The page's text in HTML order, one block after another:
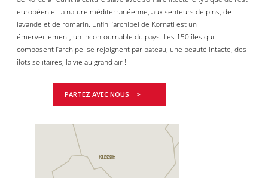
européen et la nature méditerranéenne, aux senteurs de pins, de
lavande et de romarin. Enfin l’archipel de Kornati est un
émerveillement, un incontournable du pays. Les 150 îles qui
composent l’archipel se rejoignent par bateau, une beauté intacte, des
îlots solitaires, la vie au grand air !
PARTEZ AVEC NOUS >